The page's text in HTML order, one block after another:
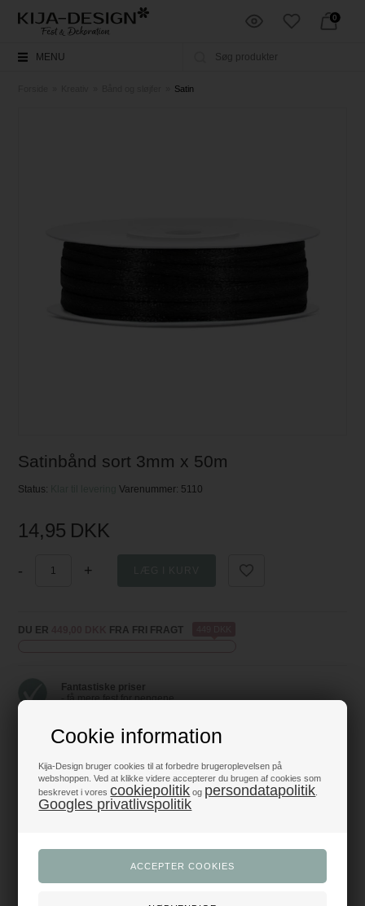
Cookie information
Kija-Design bruger cookies til at forbedre brugeroplevelsen på
webshoppen. Ved at klikke videre accepterer du brugen af cookies som
beskrevet i vorescookiepolitik og persondatapolitik
Googles privatlivspolitik
0
MENU
Satin
Satinbånd sort 3mm x 50m
Status: Klar til leveringVarenummer: 5110
14,95 DKK
- +
DU ER FRA FRI FRAGT
Fantastiske priser
- få mere fest for pengene
Produkter i topklasse
Trustpilot 5/5 - Fremragende
+1200 glade anmeldelser
Dansk webshop
- med hurtig levering